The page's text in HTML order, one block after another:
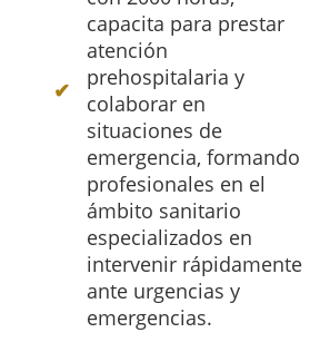
capacita para prestar
atención
prehospitalaria y
colaborar en
situaciones de
emergencia, formando
profesionales en el
ámbito sanitario
especializados en
intervenir rápidamente
ante urgencias y
emergencias.